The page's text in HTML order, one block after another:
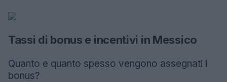
Tassi di bonus e incentivi in ​​Messico
Quanto e quanto spesso vengono assegnati i
bonus?